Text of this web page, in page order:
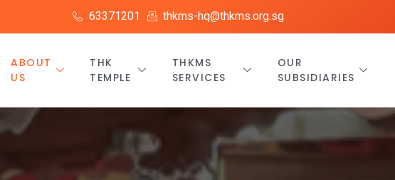
63371201 thkms-hq@thkms.org.sg
ABOUT
US
THK
TEMPLE
THKMS
SERVICES
OUR
SUBSIDIARIES